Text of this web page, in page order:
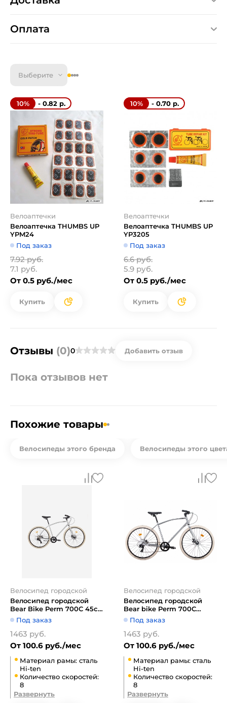
Оплата
Выберите
10% - 0.82 р.
Велоаптечки
Велоаптечка THUMBS UP
YPM24
Под заказ
7.92 руб.
7.1 руб.
От 0.5 руб./мес
Купить
10% - 0.70 р.
Велоаптечки
Велоаптечка THUMBS UP
YP3205
Под заказ
6.6 руб.
5.9 руб.
От 0.5 руб./мес
Купить
Отзывы (0)0 Добавить отзыв
Пока отзывов нет
Похожие товары
Велосипеды этого бренда Велосипеды этого
Велосипед городской
Велосипед городской
Bear Bike Perm 700C 45см
1BKB1C188001 (хром)
Под заказ
1463 руб.
От 100.6 руб./мес
Материал рамы: сталь
Hi-ten
Количество скоростей:
8
Развернуть
Велосипед городской
Велосипед городской
Bear bike Perm 700C
1BKB1C188003 (хром)
Под заказ
1463 руб.
От 100.6 руб./мес
Материал рамы: сталь
Hi-ten
Количество скоростей:
8
Развернуть